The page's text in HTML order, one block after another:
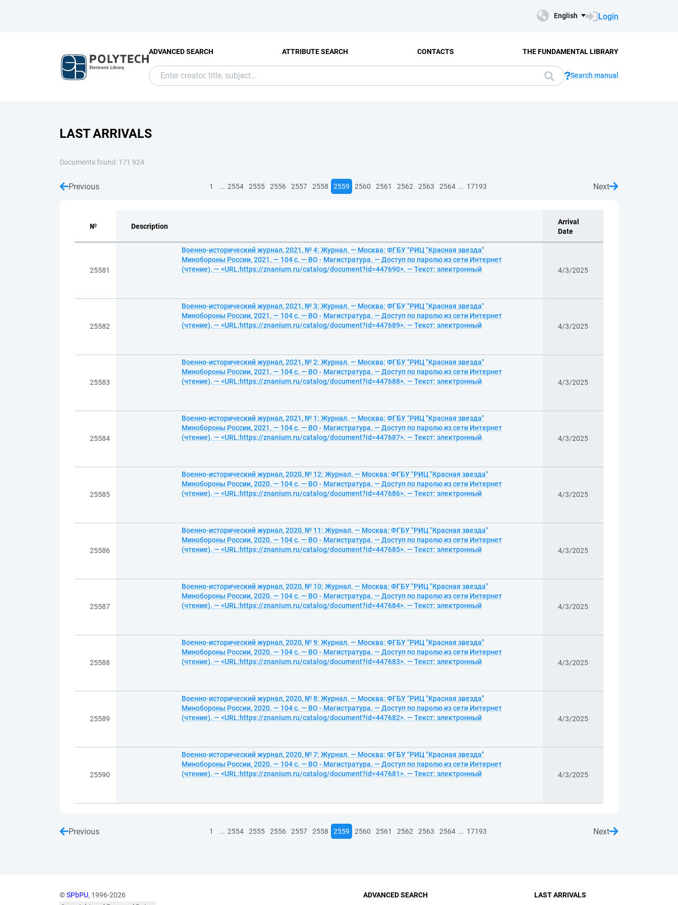
English Login
ADVANCED SEARCH ATTRIBUTE SEARCH CONTACTS THE FUNDAMENTAL LIBRARY
Search manual
LAST ARRIVALS
Documents found: 171 924
Previous 1 ... 2554 2555 2556 2557 2558 2559 2560 2561 2562 2563 2564 ... 17193 Next
№ Description
Arrival
Date
25581
Военно-исторический журнал, 2021, № 4: Журнал. — Москва: ФГБУ "РИЦ "Красная звезда"
Минобороны России, 2021. — 104 с. — ВО - Магистратура. — Доступ по паролю из сети Интернет
(чтение). — <URL:https://znanium.ru/catalog/document?id=447690>. — Текст: электронный
4/3/2025
25582
Военно-исторический журнал, 2021, № 3: Журнал. — Москва: ФГБУ "РИЦ "Красная звезда"
Минобороны России, 2021. — 104 с. — ВО - Магистратура. — Доступ по паролю из сети Интернет
(чтение). — <URL:https://znanium.ru/catalog/document?id=447689>. — Текст: электронный
4/3/2025
25583
Военно-исторический журнал, 2021, № 2: Журнал. — Москва: ФГБУ "РИЦ "Красная звезда"
Минобороны России, 2021. — 104 с. — ВО - Магистратура. — Доступ по паролю из сети Интернет
(чтение). — <URL:https://znanium.ru/catalog/document?id=447688>. — Текст: электронный
4/3/2025
25584
Военно-исторический журнал, 2021, № 1: Журнал. — Москва: ФГБУ "РИЦ "Красная звезда"
Минобороны России, 2021. — 104 с. — ВО - Магистратура. — Доступ по паролю из сети Интернет
(чтение). — <URL:https://znanium.ru/catalog/document?id=447687>. — Текст: электронный
4/3/2025
25585
Военно-исторический журнал, 2020, № 12: Журнал. — Москва: ФГБУ "РИЦ "Красная звезда"
Минобороны России, 2020. — 104 с. — ВО - Магистратура. — Доступ по паролю из сети Интернет
(чтение). — <URL:https://znanium.ru/catalog/document?id=447686>. — Текст: электронный
4/3/2025
25586
Военно-исторический журнал, 2020, № 11: Журнал. — Москва: ФГБУ "РИЦ "Красная звезда"
Минобороны России, 2020. — 104 с. — ВО - Магистратура. — Доступ по паролю из сети Интернет
(чтение). — <URL:https://znanium.ru/catalog/document?id=447685>. — Текст: электронный
4/3/2025
25587
Военно-исторический журнал, 2020, № 10: Журнал. — Москва: ФГБУ "РИЦ "Красная звезда"
Минобороны России, 2020. — 104 с. — ВО - Магистратура. — Доступ по паролю из сети Интернет
(чтение). — <URL:https://znanium.ru/catalog/document?id=447684>. — Текст: электронный
4/3/2025
25588
Военно-исторический журнал, 2020, № 9: Журнал. — Москва: ФГБУ "РИЦ "Красная звезда"
Минобороны России, 2020. — 104 с. — ВО - Магистратура. — Доступ по паролю из сети Интернет
(чтение). — <URL:https://znanium.ru/catalog/document?id=447683>. — Текст: электронный
4/3/2025
25589
Военно-исторический журнал, 2020, № 8: Журнал. — Москва: ФГБУ "РИЦ "Красная звезда"
Минобороны России, 2020. — 104 с. — ВО - Магистратура. — Доступ по паролю из сети Интернет
(чтение). — <URL:https://znanium.ru/catalog/document?id=447682>. — Текст: электронный
4/3/2025
25590
Военно-исторический журнал, 2020, № 7: Журнал. — Москва: ФГБУ "РИЦ "Красная звезда"
Минобороны России, 2020. — 104 с. — ВО - Магистратура. — Доступ по паролю из сети Интернет
(чтение). — <URL:https://znanium.ru/catalog/document?id=447681>. — Текст: электронный
4/3/2025
Previous 1 ... 2554 2555 2556 2557 2558 2559 2560 2561 2562 2563 2564 ... 17193 Next
©SPbPU, 1996-2026
ADVANCED SEARCH LAST ARRIVALS